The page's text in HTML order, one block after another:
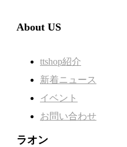
About US
ttshop紹介
新着ニュース
イベント
お問い合わせ
ラオン